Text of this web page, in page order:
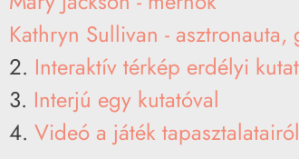
Kathryn Sullivan - asztronauta,
2. Interaktív térkép erdélyi
3. Interjú egy kutatóval
4. Videó a játék tapasztalatairól